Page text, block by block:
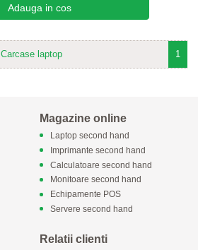
Carcase laptop 1
Magazine online
Laptop second hand
Imprimante second hand
Calculatoare second hand
Monitoare second hand
Echipamente POS
Servere second hand
Relatii clienti